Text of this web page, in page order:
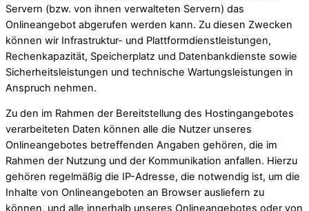
Servern (bzw. von ihnen verwalteten Servern) das
Onlineangebot abgerufen werden kann. Zu diesen Zwecken
können wir Infrastruktur- und Plattformdienstleistungen,
Rechenkapazität, Speicherplatz und Datenbankdienste sowie
Sicherheitsleistungen und technische Wartungsleistungen in
Anspruch nehmen.
Zu den im Rahmen der Bereitstellung des Hostingangebotes
verarbeiteten Daten können alle die Nutzer unseres
Onlineangebotes betreffenden Angaben gehören, die im
Rahmen der Nutzung und der Kommunikation anfallen. Hierzu
gehören regelmäßig die IP-Adresse, die notwendig ist, um die
Inhalte von Onlineangeboten an Browser ausliefern zu
können, und alle innerhalb unseres Onlineangebotes oder von